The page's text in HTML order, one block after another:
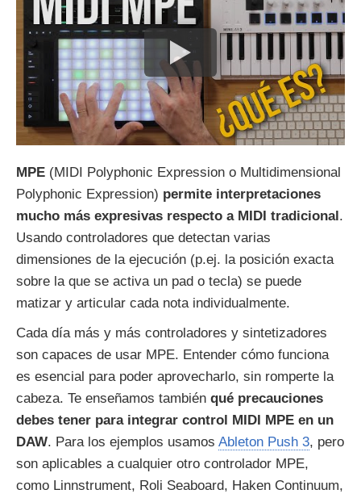
MPE (MIDI Polyphonic Expression o Multidimensional
Polyphonic Expression) permite interpretaciones
mucho más expresivas respecto a MIDI tradicional.
Usando controladores que detectan varias
dimensiones de la ejecución (p.ej. la posición exacta
sobre la que se activa un pad o tecla) se puede
matizar y articular cada nota individualmente.
Cada día más y más controladores y sintetizadores
son capaces de usar MPE. Entender cómo funciona
es esencial para poder aprovecharlo, sin romperte la
cabeza. Te enseñamos también qué precauciones
debes tener para integrar control MIDI MPE en un
DAW. Para los ejemplos usamos Ableton Push 3, pero
son aplicables a cualquier otro controlador MPE,
como Linnstrument, Roli Seaboard, Haken Continuum,